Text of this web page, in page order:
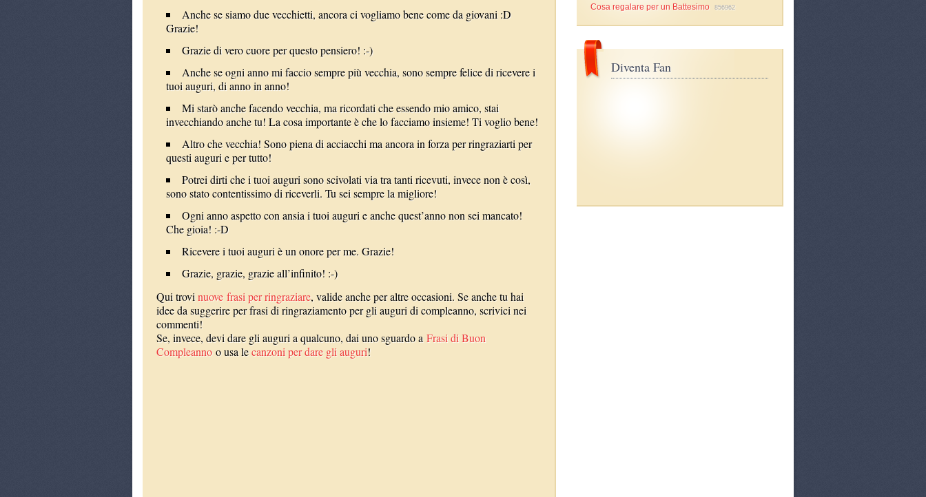
Anche se siamo due vecchietti, ancora ci vogliamo bene come da giovani :D
Grazie!
Grazie di vero cuore per questo pensiero! :-)
Anche se ogni anno mi faccio sempre più vecchia, sono sempre felice di ricevere i
tuoi auguri, di anno in anno!
Mi starò anche facendo vecchia, ma ricordati che essendo mio amico, stai
invecchiando anche tu! La cosa importante è che lo facciamo insieme! Ti voglio bene!
Altro che vecchia! Sono piena di acciacchi ma ancora in forza per ringraziarti per
questi auguri e per tutto!
Potrei dirti che i tuoi auguri sono scivolati via tra tanti ricevuti, invece non è così,
sono stato contentissimo di riceverli. Tu sei sempre la migliore!
Ogni anno aspetto con ansia i tuoi auguri e anche quest’anno non sei mancato!
Che gioia! :-D
Ricevere i tuoi auguri è un onore per me. Grazie!
Grazie, grazie, grazie all’infinito! :-)
Qui trovinuove frasi per ringraziare, valide anche per altre occasioni. Se anche tu hai
idee da suggerire per frasi di ringraziamento per gli auguri di compleanno, scrivici nei
commenti!
Se, invece, devi dare gli auguri a qualcuno, dai uno sguardo a Frasi di Buon
Compleannoo usa lecanzoni per dare gli auguri!
Cosa regalare per un Battesimo 856962
Diventa Fan